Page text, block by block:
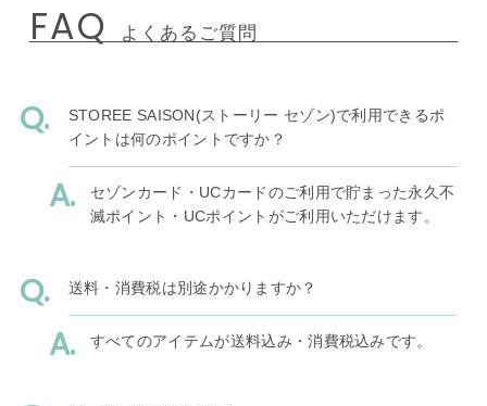
FAQ よくあるご質問
STOREE SAISON(ストーリー セゾン)で利用できるポ
イントは何のポイントですか？
セゾンカード・UCカードのご利用で貯まった永久不
滅ポイント・UCポイントがご利用いただけます。
送料・消費税は別途かかりますか？
すべてのアイテムが送料込み・消費税込みです。